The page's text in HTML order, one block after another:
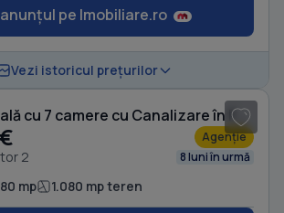
pe Imobiliare.ro
Vezi istoricul prețurilor
Casă individuală cu 7 camere cu Canalizare în Fundeni
Agenție
2 8 luni în urmă
mp 1.080 mp teren